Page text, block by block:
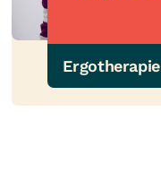
Ergotherapie